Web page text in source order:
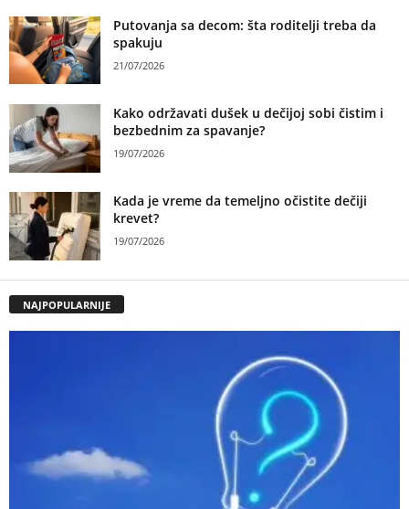
Putovanja sa decom: šta roditelji treba da
spakuju
21/07/2026
Kako održavati dušek u dečijoj sobi čistim i
bezbednim za spavanje?
19/07/2026
Kada je vreme da temeljno očistite dečiji
krevet?
19/07/2026
NAJPOPULARNIJE